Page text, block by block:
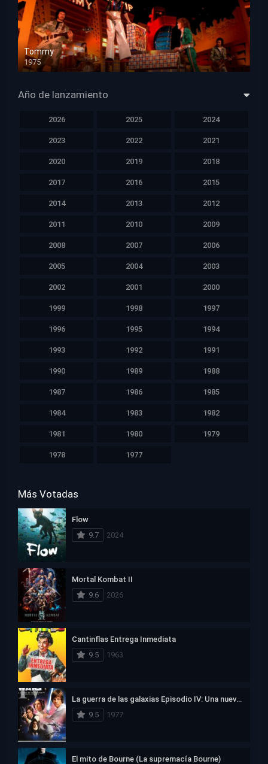
Tommy
1975
HD 1080p
Año de lanzamiento
2026 2025 2024
2023 2022 2021
2020 2019 2018
2017 2016 2015
2014 2013 2012
2011 2010 2009
2008 2007 2006
2005 2004 2003
2002 2001 2000
1999 1998 1997
1996 1995 1994
1993 1992 1991
1990 1989 1988
1987 1986 1985
1984 1983 1982
1981 1980 1979
1978 1977
Más Votadas
Flow
9.7
2024
Mortal Kombat II
9.6
2026
Cantinflas Entrega Inmediata
9.5
1963
La guerra de las galaxias Episodio IV: Una nueva esperanza
9.5
1977
El mito de Bourne (La supremacía Bourne)